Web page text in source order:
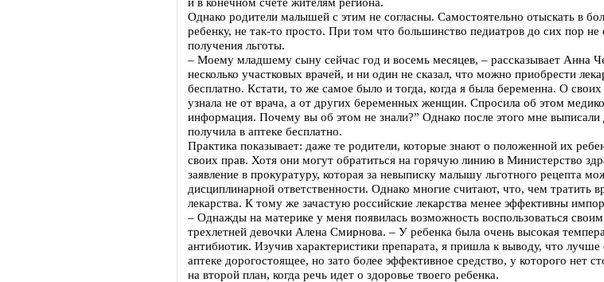
Однако родители малышей с этим не согласны. Самостоятельно отыскать в
ребенку, не так-то просто. При том что большинство педиатров до сих пор не
получения льготы.
– Моему младшему сыну сейчас год и восемь месяцев, – рассказывает Анна
несколько участковых врачей, и ни один не сказал, что можно приобрести
бесплатно. Кстати, то же самое было и тогда, когда я была беременна. О
узнала не от врача, а от других беременных женщин. Спросила об этом
информация. Почему вы об этом не знали?” Однако после этого мне
получила в аптеке бесплатно.
Практика показывает: даже те родители, которые знают о положенной их
своих прав. Хотя они могут обратиться на горячую линию в Министерство
заявление в прокуратуру, которая за невыписку малышу льготного рецепта
дисциплинарной ответственности. Однако многие считают, что, чем тратить
лекарства. К тому же зачастую российские лекарства менее эффективны
– Однажды на материке у меня появилась возможность воспользоваться
трехлетней девочки Алена Смирнова. – У ребенка была очень высокая
антибиотик. Изучив характеристики препарата, я пришла к выводу, что лучше
аптеке дорогостоящее, но зато более эффективное средство, у которого нет
на второй план, когда речь идет о здоровье твоего ребенка.